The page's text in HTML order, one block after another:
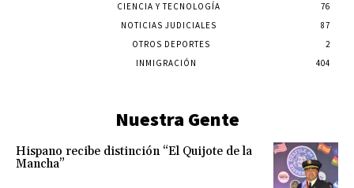
CIENCIA Y TECNOLOGÍA
76
NOTICIAS JUDICIALES
87
OTROS DEPORTES
2
INMIGRACIÓN
404
Nuestra Gente
Hispano recibe distinción “El Quijote de la
Mancha”